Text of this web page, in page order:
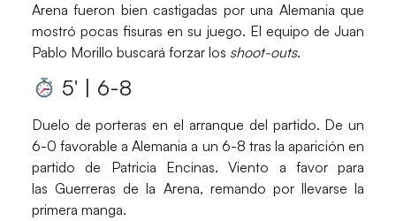
Arena fueron bien castigadas por una Alemania que
mostró pocas fisuras en su juego. El equipo deJuan
Pablo Morillo buscará forzar los shoot-outs.
5′ | 6-8
Duelo de porteras en el arranque del partido. De un
6-0 favorable aAlemania a un 6-8 tras la aparición en
partido de Patricia Encinas. Viento a favor para
las Guerreras de la Arena, remando por llevarse la
primera manga.